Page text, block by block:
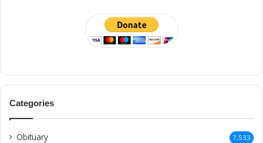
Categories
Obituary 7,533